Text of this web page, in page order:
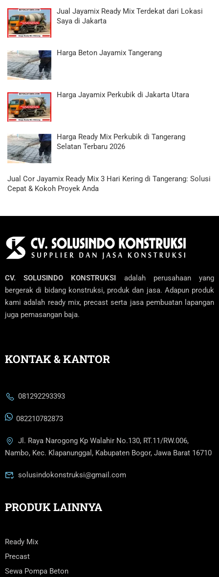
Jual Jayamix Ready Mix Terdekat dari Lokasi
Saya di Jakarta
Harga Beton Jayamix Tangerang
Harga Jayamix Perkubik di Jakarta Utara
Harga Ready Mix Perkubik di Tangerang
Selatan Terbaru 2026
Jual Cor Jayamix Ready Mix 3 Hari Kering di Tangerang: Solusi
Cepat & Kokoh Proyek Anda
CV. SOLUSINDO KONSTRUKSI adalah perusahaan yang
bergerak di bidang konstruksi, produk dan jasa. Adapun produk
kami adalah ready mix, precast serta jasa pembuatan lapangan
juga pemasangan baja.
KONTAK & KANTOR
081292293393
082210782873
Jl. Raya Narogong Kp Walahir No.130, RT.11/RW.006,
Nambo, Kec. Klapanunggal, Kabupaten Bogor, Jawa Barat 16710
solusindokonstruksi@gmail.com
PRODUK LAINNYA
Ready Mix
Precast
Sewa Pompa Beton